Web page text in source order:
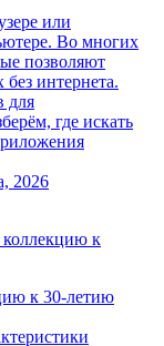
или
Во многих
позволяют
интернета.
для
где искать
2026
к 30-летию